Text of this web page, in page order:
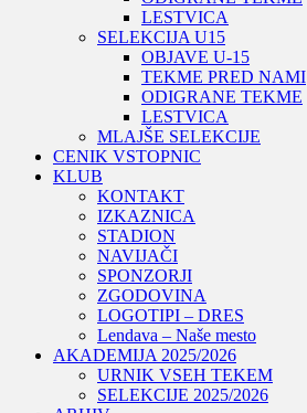
LESTVICA
SELEKCIJA U15
OBJAVE U-15
TEKME PRED NAMI
ODIGRANE TEKME
LESTVICA
MLAJŠE SELEKCIJE
CENIK VSTOPNIC
KLUB
KONTAKT
IZKAZNICA
STADION
NAVIJAČI
SPONZORJI
ZGODOVINA
LOGOTIPI – DRES
Lendava – Naše mesto
AKADEMIJA 2025/2026
URNIK VSEH TEKEM
SELEKCIJE 2025/2026